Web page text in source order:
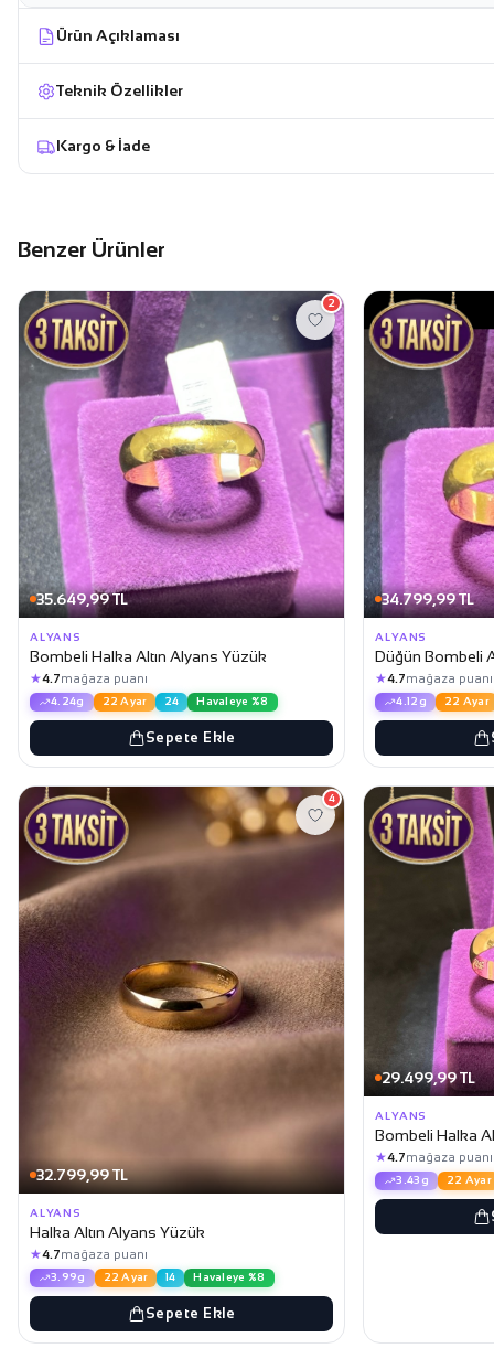
Ürün Açıklaması
Teknik Özellikler
Kargo & İade
Benzer Ürünler
35.649,99 TL
2
ALYANS
Bombeli Halka Altın Alyans Yüzük
★4.7mağaza puanı
4.24g 22 Ayar 24 Havaleye %8
Sepete Ekle
34.799,99 TL
ALYANS
Düğün Bombeli
★4.7mağaza puanı
4.12g 22 Ayar
32.799,99 TL
4
ALYANS
Halka Altın Alyans Yüzük
★4.7mağaza puanı
3.99g 22 Ayar 14 Havaleye %8
Sepete Ekle
29.499,99 TL
ALYANS
Bombeli Halka
★4.7mağaza puanı
3.43g 22 Ayar